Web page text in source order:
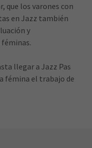
que los varones con
en Jazz también
y
llegar a Jazz Pas
fémina el trabajo de